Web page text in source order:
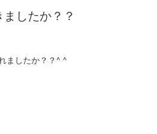
したか？？
ましたか？？^ ^